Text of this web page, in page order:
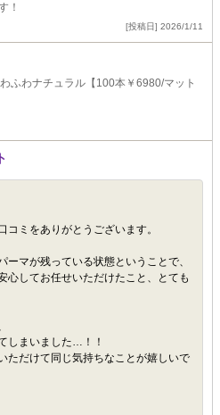
！
[投稿日] 2026/1/11
ふわナチュラル【100本￥6980/マット
ミをありがとうございます。
ーマが残っている状態ということで、
心してお任せいただけたこと、とても
しまいました…！！
ただけて同じ気持ちなことが嬉しいで